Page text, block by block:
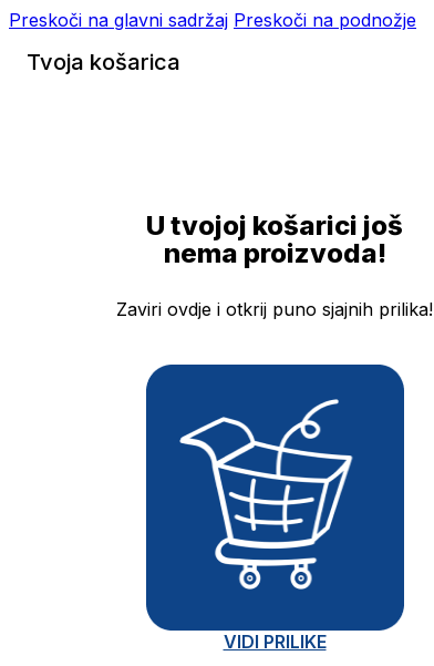
Preskoči na glavni sadržaj Preskoči na podnožje
Tvoja košarica
U tvojoj košarici još
nema proizvoda!
Zaviri ovdje i otkrij puno sjajnih prilika!
VIDI PRILIKE